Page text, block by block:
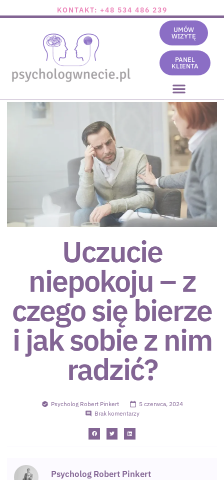
KONTAKT: +48 534 486 239
UMÓW
WIZYTĘ
PANEL
KLIENTA
Uczucie
niepokoju – z
czego się bierze
i jak sobie z nim
radzić?
Psycholog Robert Pinkert
5 czerwca, 2024
Brak komentarzy
Psycholog Robert Pinkert